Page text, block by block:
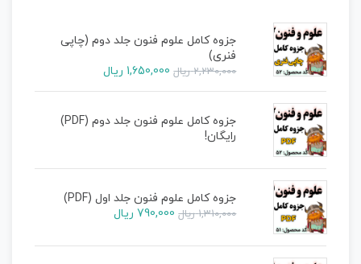
جزوه کامل علوم فنون جلد دوم (چاپی
فنری)
2,230,000 ریال 1,650,000 ریال
جزوه کامل علوم فنون جلد دوم (PDF)
رایگان!
جزوه کامل علوم فنون جلد اول (PDF)
1,310,000 ریال 790,000 ریال